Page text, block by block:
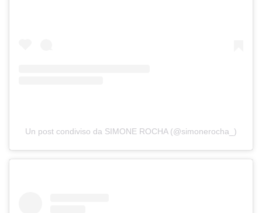
Un post condiviso da SIMONE ROCHA (@simonerocha_)